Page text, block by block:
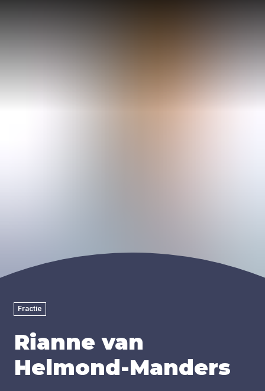
Fractie
Rianne van
Helmond-Manders